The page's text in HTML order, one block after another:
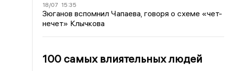
18/07 15:35
Зюганов вспомнил Чапаева, говоря о схеме «чет-
нечет» Клычкова
100 самых влиятельных людей